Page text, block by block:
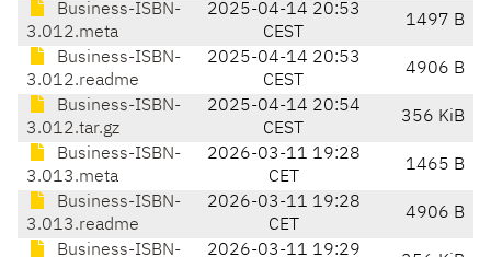
Business-ISBN-
3.012.meta
2025-04-14 20:53
CEST
1497 B
Business-ISBN-
3.012.readme
2025-04-14 20:53
CEST
4906 B
Business-ISBN-
3.012.tar.gz
2025-04-14 20:54
CEST
356 KiB
Business-ISBN-
3.013.meta
2026-03-11 19:28
CET
1465 B
Business-ISBN-
3.013.readme
2026-03-11 19:28
CET
4906 B
Business-ISBN- 2026-03-11 19:29